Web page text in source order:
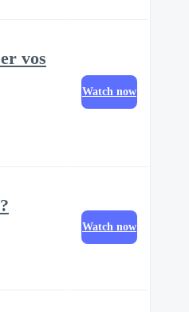
vos
Watch now
Watch now